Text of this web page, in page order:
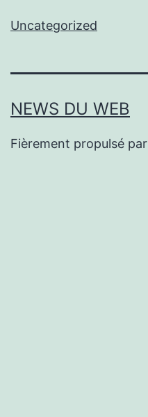
Uncategorized
NEWS DU WEB
Fièrement propulsé par